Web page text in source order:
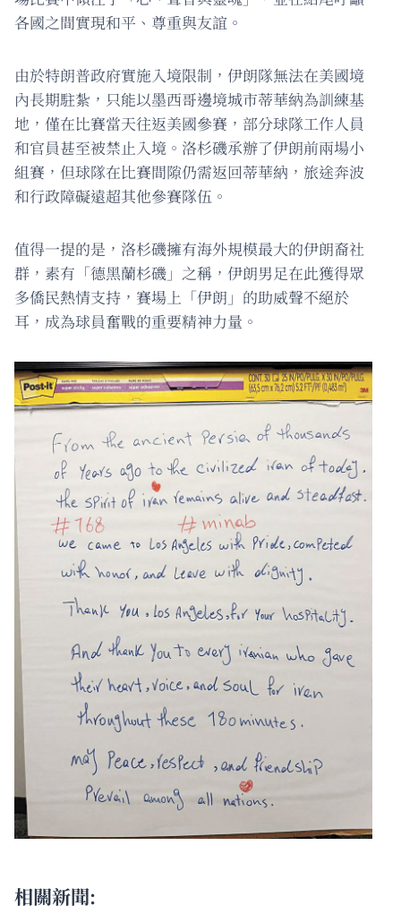
各國之間實現和平、尊重與友誼。
由於特朗普政府實施入境限制，伊朗隊無法在美國境
內長期駐紮，只能以墨西哥邊境城市蒂華納為訓練基
地，僅在比賽當天往返美國參賽，部分球隊工作人員
和官員甚至被禁止入境。洛杉磯承辦了伊朗前兩場小
組賽，但球隊在比賽間隙仍需返回蒂華納，旅途奔波
和行政障礙遠超其他參賽隊伍。
值得一提的是，洛杉磯擁有海外規模最大的伊朗裔社
群，素有「德黑蘭杉磯」之稱，伊朗男足在此獲得眾
多僑民熱情支持，賽場上「伊朗」的助威聲不絕於
耳，成為球員奮戰的重要精神力量。
相關新聞: